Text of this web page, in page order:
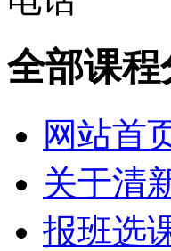
全部课程
网站首
关于清
报班选